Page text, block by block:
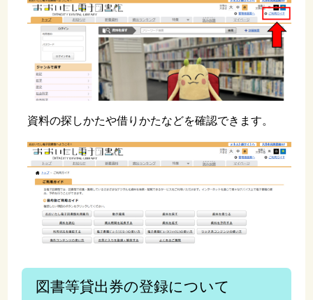
資料の探しかたや借りかたなどを確認できます。
図書等貸出券の登録について